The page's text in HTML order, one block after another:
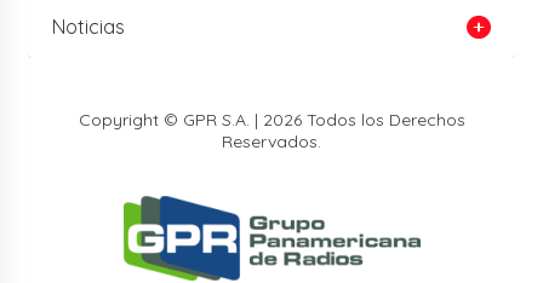
Noticias
Copyright © GPR S.A. | 2026 Todos los Derechos
Reservados.